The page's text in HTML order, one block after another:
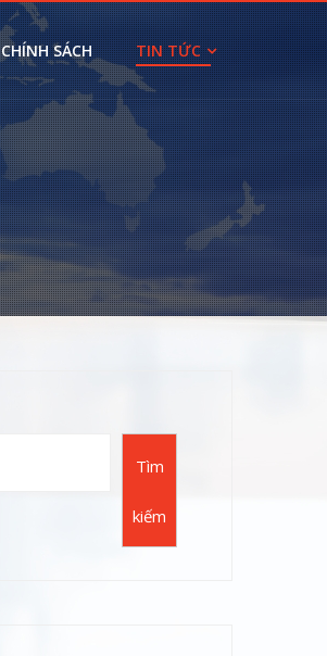
CHÍNH SÁCH TIN TỨC
Tìm
kiếm